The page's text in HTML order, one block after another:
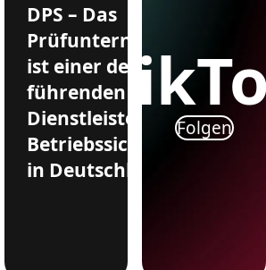
DPS – Das
Prüfunternehmen
ist einer der
führenden
Dienstleister für
Betriebssicherheit
in Deutschland.
Folgen